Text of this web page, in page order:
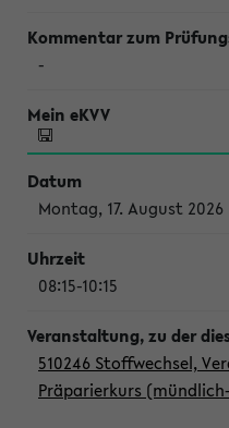
-
Montag, 17. August 2026
08:15-10:15
510246 Stoffwechsel,
Präparierkurs